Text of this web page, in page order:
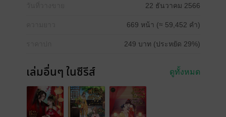
22 ธันวาคม 2566
669 หน้า (≈ 59,452 คำ)
249 บาท (ประหยัด 29%)
เล่มอื่นๆ ในซีรีส์ ดูทั้งหมด